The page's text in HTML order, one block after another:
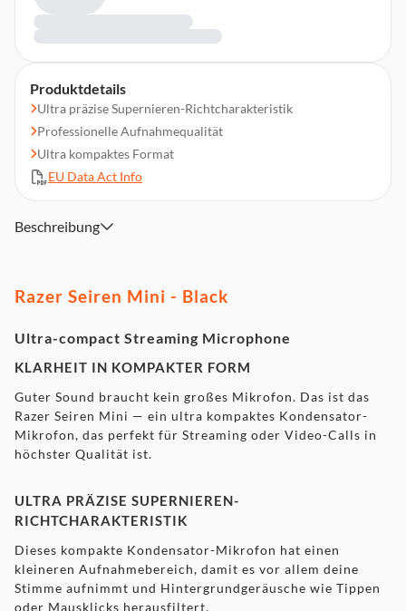
Produktdetails
Ultra präzise Supernieren-Richtcharakteristik
Professionelle Aufnahmequalität
Ultra kompaktes Format
EU Data Act Info
Beschreibung
Razer Seiren Mini - Black
Ultra-compact Streaming Microphone
KLARHEIT IN KOMPAKTER FORM
Guter Sound braucht kein großes Mikrofon. Das ist das
Razer Seiren Mini — ein ultra kompaktes Kondensator-
Mikrofon, das perfekt für Streaming oder Video-Calls in
höchster Qualität ist.
ULTRA PRÄZISE SUPERNIEREN-
RICHTCHARAKTERISTIK
Dieses kompakte Kondensator-Mikrofon hat einen
kleineren Aufnahmebereich, damit es vor allem deine
Stimme aufnimmt und Hintergrundgeräusche wie Tippen
oder Mausklicks herausfiltert.